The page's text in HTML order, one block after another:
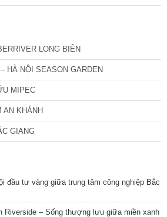
LONG BIÊN
HÀ NỘI SEASON GARDEN
MIPEC
AN KHÁNH
GIANG
đầu tư vàng giữa trung tâm công nghiệp Bắc
Riverside – Sống thượng lưu giữa miền xanh